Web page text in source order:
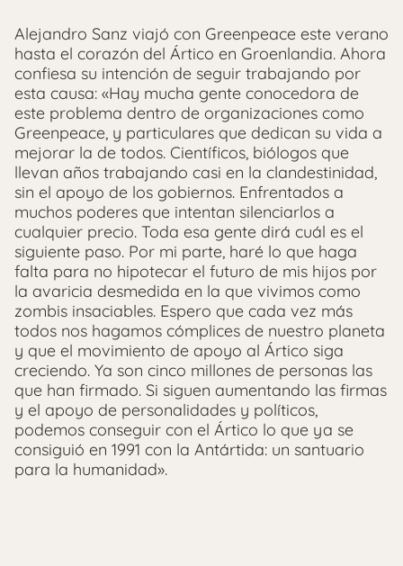
Alejandro Sanz viajó con Greenpeace este verano
hasta el corazón del Ártico en Groenlandia. Ahora
confiesa su intención de seguir trabajando por
esta causa: «Hay mucha gente conocedora de
este problema dentro de organizaciones como
Greenpeace, y particulares que dedican su vida a
mejorar la de todos. Científicos, biólogos que
llevan años trabajando casi en la clandestinidad,
sin el apoyo de los gobiernos. Enfrentados a
muchos poderes que intentan silenciarlos a
cualquier precio. Toda esa gente dirá cuál es el
siguiente paso. Por mi parte, haré lo que haga
falta para no hipotecar el futuro de mis hijos por
la avaricia desmedida en la que vivimos como
zombis insaciables. Espero que cada vez más
todos nos hagamos cómplices de nuestro planeta
y que el movimiento de apoyo al Ártico siga
creciendo. Ya son cinco millones de personas las
que han firmado. Si siguen aumentando las firmas
y el apoyo de personalidades y políticos,
podemos conseguir con el Ártico lo que ya se
consiguió en 1991 con la Antártida: un santuario
para la humanidad».